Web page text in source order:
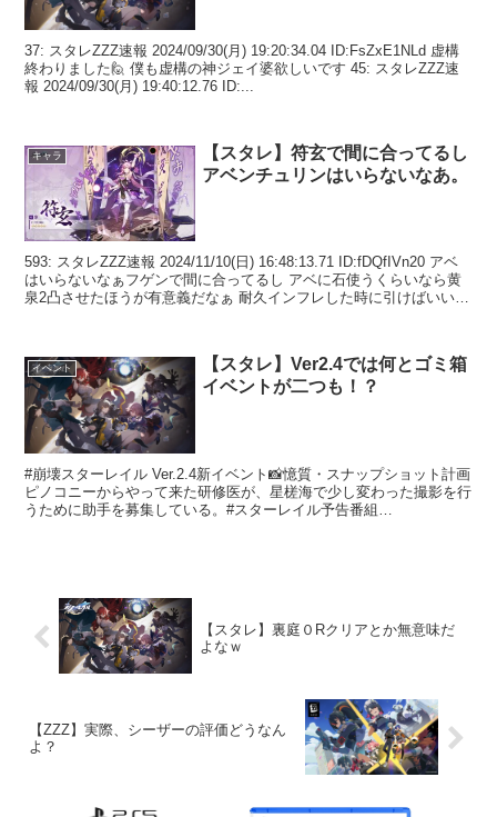
37: スタレZZZ速報 2024/09/30(月) 19:20:34.04 ID:FsZxE1NLd 虚構
終わりました🙋 僕も虚構の神ジェイ婆欲しいです 45: スタレZZZ速
報 2024/09/30(月) 19:40:12.76 ID:...
キャラ
【スタレ】符玄で間に合ってるし
アベンチュリンはいらないなあ。
593: スタレZZZ速報 2024/11/10(日) 16:48:13.71 ID:fDQfIVn20 アベ
はいらないなぁフゲンで間に合ってるし アベに石使うくらいなら黄
泉2凸させたほうが有意義だなぁ 耐久インフレした時に引けばいいん
イベント
【スタレ】Ver2.4では何とゴミ箱
イベントが二つも！？
#崩壊スターレイル Ver.2.4新イベント📸憶質・スナップショット計画
ピノコニーからやって来た研修医が、星槎海で少し変わった撮影を行
うために助手を募集している。#スターレイル予告番組
【スタレ】裏庭０Rクリアとか無意味だ
よなｗ
【ZZZ】実際、シーザーの評価どうなん
よ？